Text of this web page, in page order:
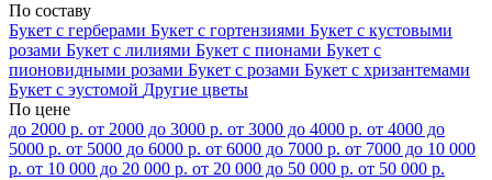
По составу
Букет с герберами Букет с гортензиями Букет с кустовыми
розами Букет с лилиями Букет с пионами Букет с
пионовидными розами Букет с розами Букет с хризантемами
Букет с эустомой Другие цветы
По цене
до 2000 р. от 2000 до 3000 р. от 3000 до 4000 р. от 4000 до
5000 р. от 5000 до 6000 р. от 6000 до 7000 р. от 7000 до 10 000
р. от 10 000 до 20 000 р. от 20 000 до 50 000 р. от 50 000 р.